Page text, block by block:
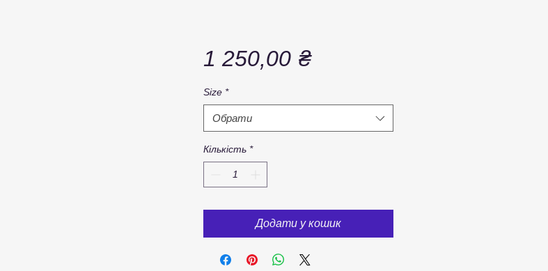
1 250,00 ₴Ціна
Size *
Обрати
Кількість *
Додати у кошик